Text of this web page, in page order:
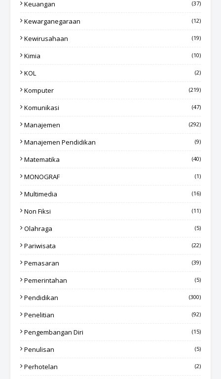
Keuangan (37)
Kewarganegaraan (12)
Kewirusahaan (19)
Kimia (10)
KOL (2)
Komputer (219)
Komunikasi (47)
Manajemen (292)
Manajemen Pendidikan (9)
Matematika (40)
MONOGRAF (1)
Multimedia (16)
Non Fiksi (11)
Olahraga (5)
Pariwisata (22)
Pemasaran (39)
Pemerintahan (5)
Pendidikan (300)
Penelitian (92)
Pengembangan Diri (15)
Penulisan (5)
Perhotelan (2)